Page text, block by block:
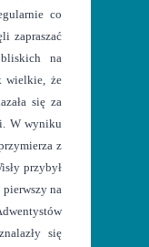
co
zapraszać
na
wielkie, że
się za
W wyniku
z
przybył
na
się